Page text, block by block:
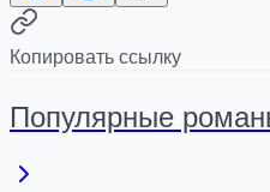
Копировать ссылку
Популярные